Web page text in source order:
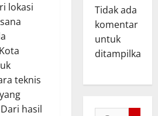
lokasi
teknis
hasil
Tidak ada
komentar
untuk
ditampilkan.